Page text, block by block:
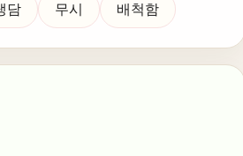
담 무시 배척함